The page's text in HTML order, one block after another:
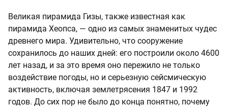
Великая пирамида Гизы, также известная как
пирамида Хеопса, — одно из самых знаменитых чудес
древнего мира. Удивительно, что сооружение
сохранилось до наших дней: его построили около 4600
лет назад, и за это время оно пережило не только
воздействие погоды, но и серьезную сейсмическую
активность, включая землетрясения 1847 и 1992
годов. До сих пор не было до конца понятно, почему